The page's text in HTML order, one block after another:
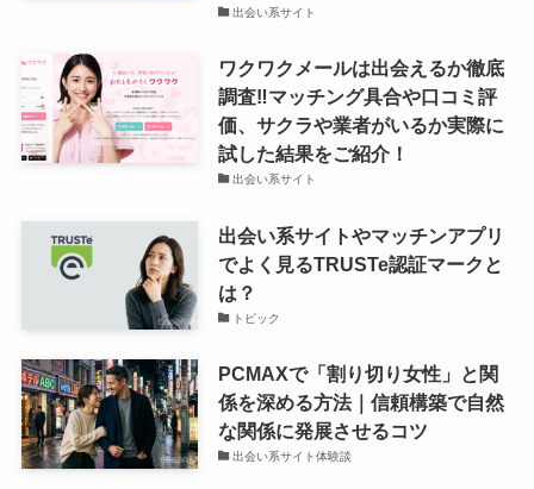
出会い系サイト
ワクワクメールは出会えるか徹底
調査‼マッチング具合や口コミ評
価、サクラや業者がいるか実際に
試した結果をご紹介！
出会い系サイト
出会い系サイトやマッチンアプリ
でよく見るTRUSTe認証マークと
は？
トピック
PCMAXで「割り切り女性」と関
係を深める方法｜信頼構築で自然
な関係に発展させるコツ
出会い系サイト体験談